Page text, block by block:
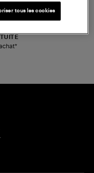
tous les cookies